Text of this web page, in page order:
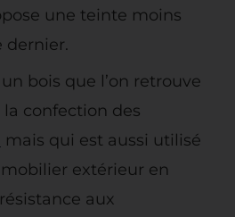
une teinte moins
dernier.
bois que l’on retrouve
confection des
mais qui est aussi utilisé
extérieur en
aux